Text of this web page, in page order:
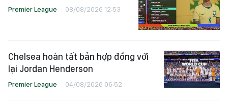
Premier League 08/08/2026 12:53
Chelsea hoàn tất bản hợp đồng với
lại Jordan Henderson
Premier League 04/08/2026 06:52